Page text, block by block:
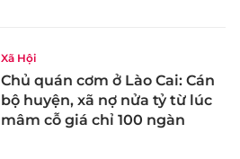
Xã Hội
Chủ quán cơm ở Lào Cai: Cán
bộ huyện, xã nợ nửa tỷ từ lúc
mâm cỗ giá chỉ 100 ngàn